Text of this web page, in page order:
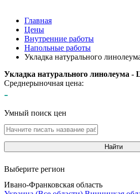
Главная
Цены
Внутренние работы
Напольные работы
Укладка натурального
Укладка натурального линолеума -
Среднерыночная цена:
-
Умный поиск цен
Найти
Выберите регион
Ивано-Франковская область